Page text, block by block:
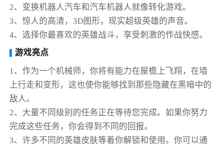
2、变换机器人汽车和汽车机器人就像转化游戏。
3、惊人的高清，3D图形，现实超级英雄的声音。
4、选择你最喜欢的英雄战斗，享受刺激的作战快感。
游戏亮点
1、作为一个机械师，你将有能力在屋檐上飞翔，在墙
上行走和变形，这也使你能够找到那些隐藏在黑暗中的
敌人。
2、大量不同级别的任务正在等待您完成。如果你努力
完成这些任务，你会得到不同的回报。
3、许多不同的英雄皮肤等着你解锁和使用。你可以通